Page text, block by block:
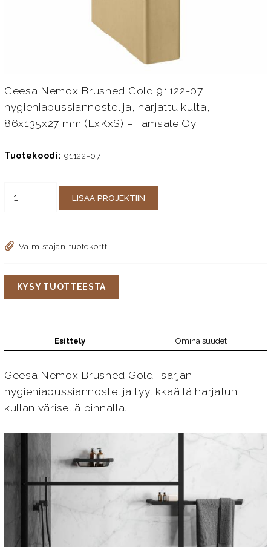
Geesa Nemox Brushed Gold 91122-07
hygieniapussiannostelija, harjattu kulta,
86x135x27 mm (LxKxS) – Tamsale Oy
Tuotekoodi: 91122-07
LISÄÄ PROJEKTIIN
Valmistajan tuotekortti
KYSY TUOTTEESTA
Esittely Ominaisuudet
Geesa Nemox Brushed Gold -sarjan
hygieniapussiannostelija tyylikkäällä harjatun
kullan värisellä pinnalla.